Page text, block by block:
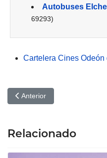
Autobuses
69293)
Cartelera Cines Odeón
Artículo anterior: Solo para
Anterior
Relacionado